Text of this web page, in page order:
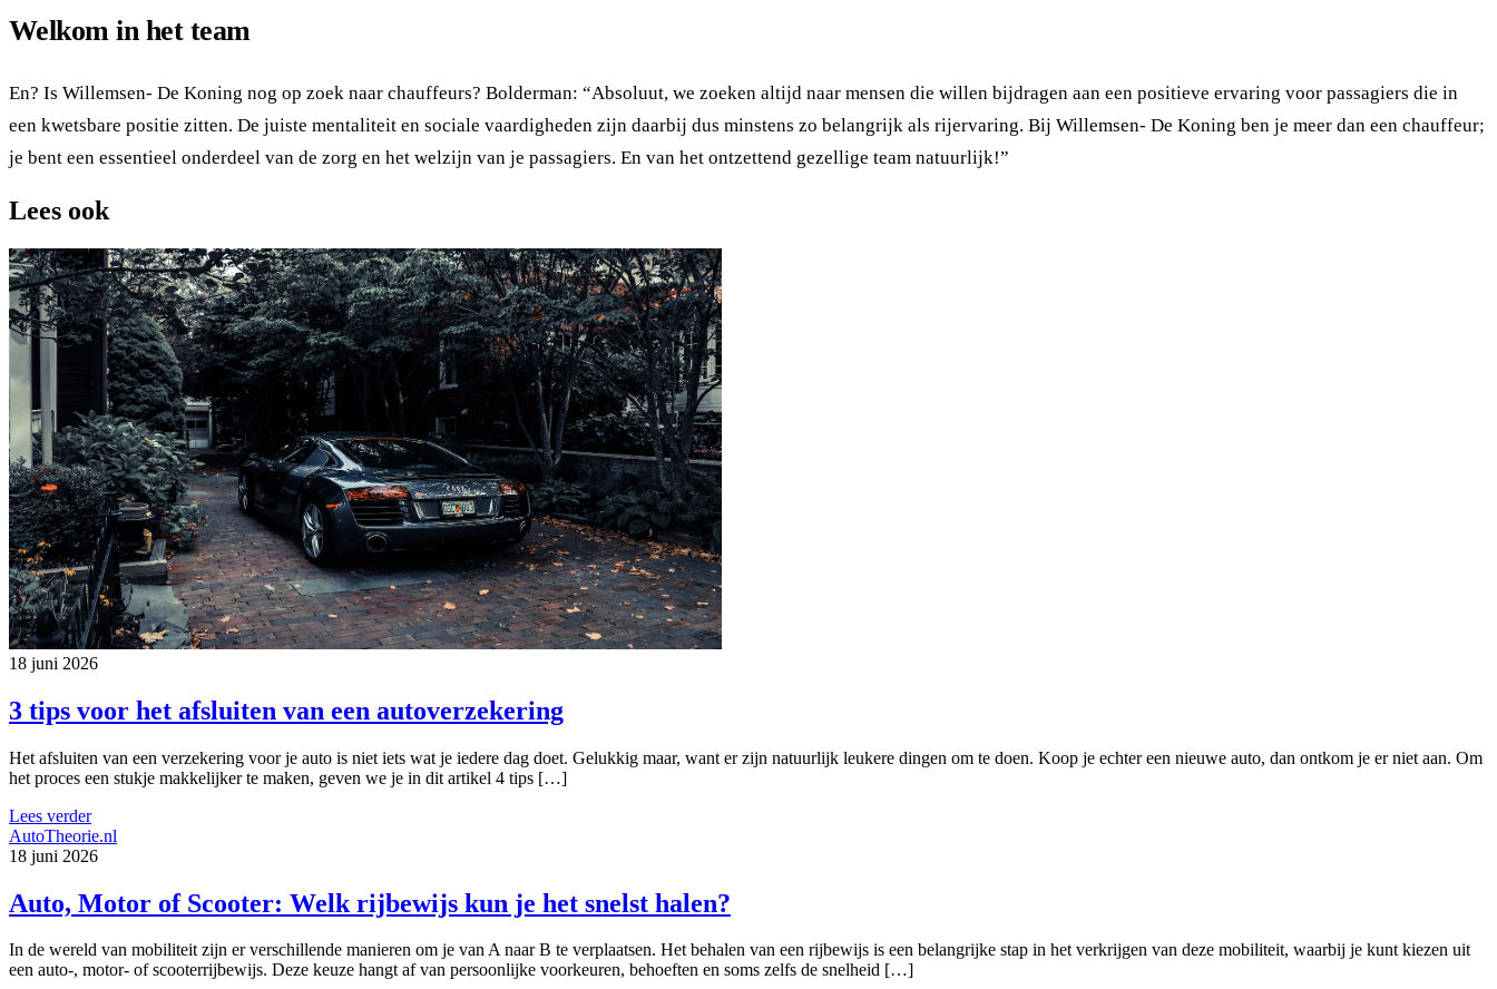
Welkom in het team
En? Is Willemsen- De Koning nog op zoek naar chauffeurs? Bolderman: “Absoluut, we zoeken altijd naar mensen die willen bijdragen aan een positieve ervaring voor passagiers die in
een kwetsbare positie zitten. De juiste mentaliteit en sociale vaardigheden zijn daarbij dus minstens zo belangrijk als rijervaring. Bij Willemsen- De Koning ben je meer dan een chauffeur;
je bent een essentieel onderdeel van de zorg en het welzijn van je passagiers. En van het ontzettend gezellige team natuurlijk!”
Lees ook
18 juni 2026
3 tips voor het afsluiten van een autoverzekering
Het afsluiten van een verzekering voor je auto is niet iets wat je iedere dag doet. Gelukkig maar, want er zijn natuurlijk leukere dingen om te doen. Koop je echter een nieuwe auto, dan ontkom je er niet aan. Om
het proces een stukje makkelijker te maken, geven we je in dit artikel 4 tips […]
Lees verder
AutoTheorie.nl
18 juni 2026
Auto, Motor of Scooter: Welk rijbewijs kun je het snelst halen?
In de wereld van mobiliteit zijn er verschillende manieren om je van A naar B te verplaatsen. Het behalen van een rijbewijs is een belangrijke stap in het verkrijgen van deze mobiliteit, waarbij je kunt kiezen uit
een auto-, motor- of scooterrijbewijs. Deze keuze hangt af van persoonlijke voorkeuren, behoeften en soms zelfs de snelheid […]